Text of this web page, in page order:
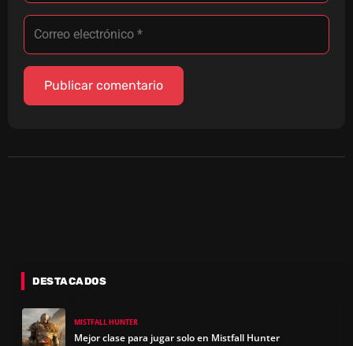
DESTACADOS
MISTFALL HUNTER
Mejor clase para jugar solo en Mistfall Hunter